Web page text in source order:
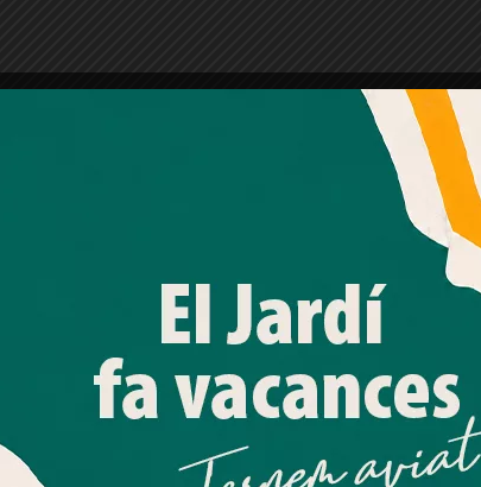
Amb el seu acord, nosaltres fem servir galetes o
tecnologies similars per emmagatzemar, accedir i
processar dades personals com la seva visita a aquest lloc
processament de dades basat en interessos legítims en
qualsevol moment fent clic a "Ajustos de cookies" o a la
nostra Política de privacitat en aquest lloc web. Si cliques
"acceptar" dones el teu consentiment
Més informació Acceptar Rebutjar tot
Quan l’usuari crea un compte al Diari el Jardí, dona el seu